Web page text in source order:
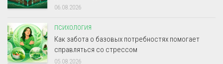
06.08.2026
ПСИХОЛОГИЯ
Как забота о базовых потребностях помогает
справляться со стрессом
05.08.2026